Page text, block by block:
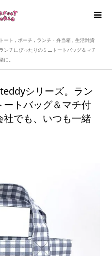
トート , ポーチ , ランチ・弁当箱 , 生活雑貨
チにぴったりのミニトートバッグ＆マチ
。
シリーズ。ラン
トバッグ＆マチ付
社でも、いつも一緒